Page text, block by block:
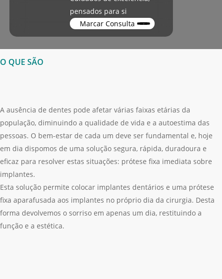
pensados para si
Marcar Consulta
O QUE SÃO
A ausência de dentes pode afetar várias faixas etárias da
população, diminuindo a qualidade de vida e a autoestima das
pessoas. O bem-estar de cada um deve ser fundamental e, hoje
em dia dispomos de uma solução segura, rápida, duradoura e
eficaz para resolver estas situações: prótese fixa imediata sobre
implantes.
Esta solução permite colocar implantes dentários e uma prótese
fixa aparafusada aos implantes no próprio dia da cirurgia. Desta
forma devolvemos o sorriso em apenas um dia, restituindo a
função e a estética.